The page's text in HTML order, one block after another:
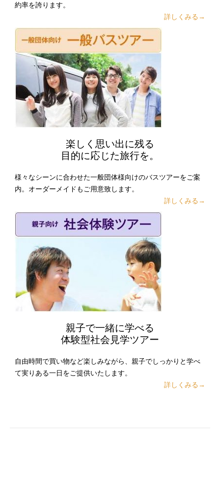
約率を誇ります。
詳しくみる→
楽しく思い出に残る
目的に応じた旅行を。
様々なシーンに合わせた一般団体様向けのバスツアーをご案
内。オーダーメイドもご用意致します。
詳しくみる→
親子で一緒に学べる
体験型社会見学ツアー
自由時間で買い物など楽しみながら、親子でしっかりと学べ
て実りある一日をご提供いたします。
詳しくみる→